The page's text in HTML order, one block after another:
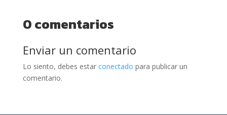
0 comentarios
Enviar un comentario
Lo siento, debes estar conectado para publicar un
comentario.